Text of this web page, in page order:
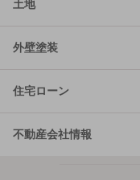
土地
外壁塗装
住宅ローン
不動産会社情報